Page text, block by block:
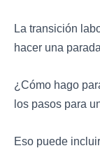
La transición
hacer una
¿Cómo hago
los pasos para
Eso puede